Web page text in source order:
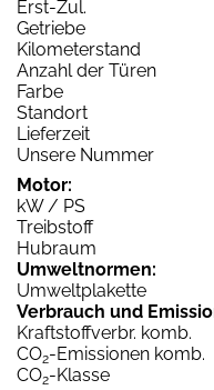
Erst-Zul.
Getriebe
Kilometerstand
Anzahl der Türen
Farbe
Standort
Lieferzeit
Unsere Nummer
Motor:
kW / PS
Treibstoff
Hubraum
Umweltnormen:
Umweltplakette
Verbrauch und
Kraftstoffverbr. komb.
CO2-Emissionen komb.
CO2-Klasse